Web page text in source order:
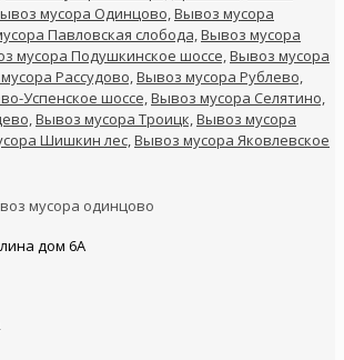
мусора Одинцово,Вывоз мусора
Павловская слобода,Вывоз мусора
мусора Подушкинское шоссе,Вывоз мусора
Рассудово,Вывоз мусора Рублево,
Успенское шоссе,Вывоз мусора Селятино,
Вывоз мусора Троицк,Вывоз мусора
Шишкин лес,Вывоз мусора Яковлевское
дом 6А